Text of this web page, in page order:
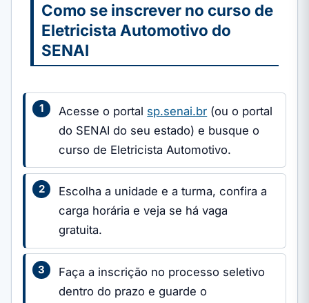
Como se inscrever no curso de
Eletricista Automotivo do
SENAI
Acesse o portal sp.senai.br (ou o portal
do SENAI do seu estado) e busque o
curso de Eletricista Automotivo.
Escolha a unidade e a turma, confira a
carga horária e veja se há vaga
gratuita.
Faça a inscrição no processo seletivo
dentro do prazo e guarde o